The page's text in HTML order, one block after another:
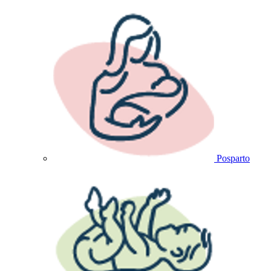
Posparto